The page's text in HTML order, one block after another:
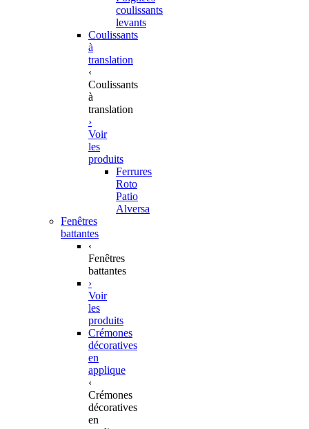
coulissants
levants
Coulissants
à
translation
‹
Coulissants
à
translation
›
Voir
les
produits
Ferrures
Roto
Patio
Alversa
Fenêtres
battantes
‹
Fenêtres
battantes
›
Voir
les
produits
Crémones
décoratives
en
applique
‹
Crémones
décoratives
en